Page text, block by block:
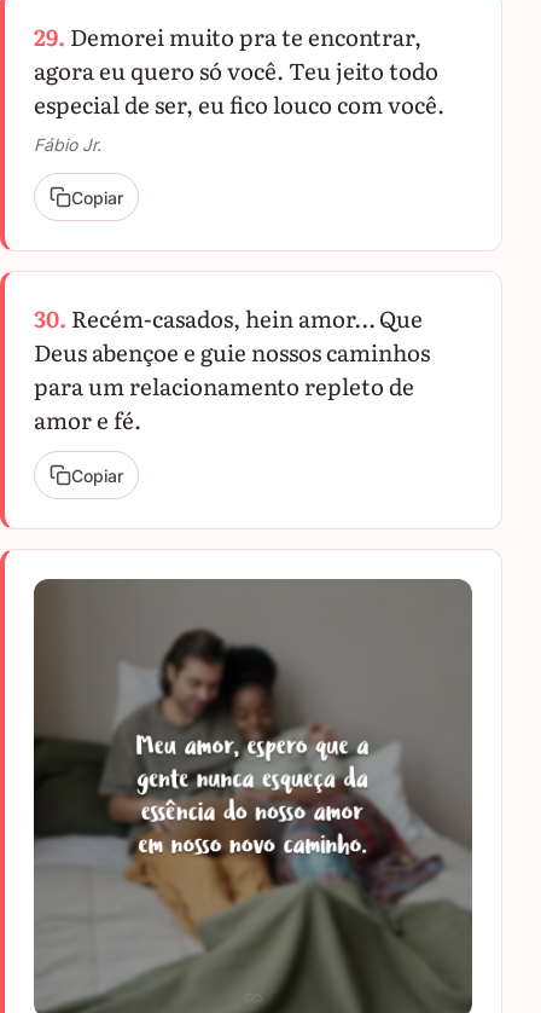
29. Demorei muito pra te encontrar,
agora eu quero só você. Teu jeito todo
especial de ser, eu fico louco com você.
Fábio Jr.
Copiar
30. Recém-casados, hein amor… Que
Deus abençoe e guie nossos caminhos
para um relacionamento repleto de
amor e fé.
Copiar